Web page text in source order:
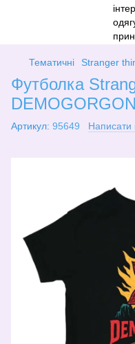
Тематичні Stranger
Футболка
Артикул: 95649 Написати